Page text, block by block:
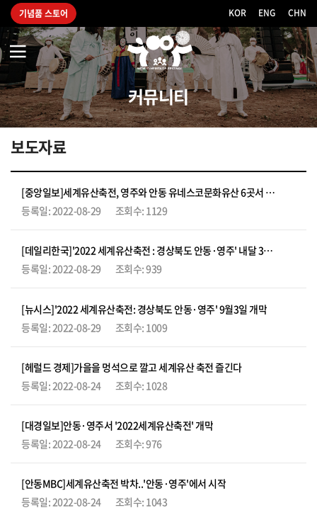
2021
세
계
산
축
전
KOR ENG CHN
기념품 스토어
커뮤니티
보도자료
[중앙일보]세계유산축전, 영주와 안동 유네스코문화유산 6곳서 열린다
2022-08-29
1129
[데일리한국]'2022 세계유산축전 : 경상북도 안동·영주' 내달 3일 개막
2022-08-29
939
[뉴시스]'2022 세계유산축전: 경상북도 안동·영주' 9월3일 개막
2022-08-29
1009
[헤럴드 경제]가을을 멍석으로 깔고 세계유산 축전 즐긴다
2022-08-24
1028
[대경일보]안동·영주서 '2022세계유산축전' 개막
2022-08-24
976
[안동MBC]세계유산축전 박차..'안동·영주'에서 시작
2022-08-24
1043